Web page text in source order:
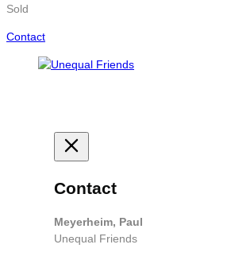
Sold
Contact
Contact
Meyerheim, Paul
Unequal Friends